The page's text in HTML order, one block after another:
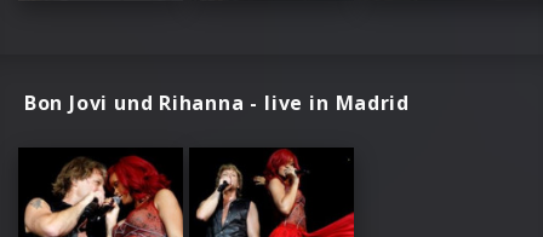
Bon Jovi und Rihanna - live in Madrid